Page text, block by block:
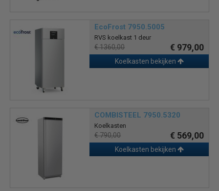
EcoFrost 7950.5005
RVS koelkast 1 deur
€ 1360,00 € 979,00
Koelkasten bekijken
COMBISTEEL 7950.5320
Koelkasten
€ 790,00 € 569,00
Koelkasten bekijken